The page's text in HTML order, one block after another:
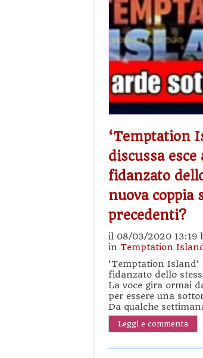
‘Temptation
discussa
fidanzato
nuova coppia
precedenti?
il 08/03/2020 13:19
in Temptation
‘Temptation
fidanzato dello
La voce gira ormai
per essere una
Da qualche
Leggi e commenta